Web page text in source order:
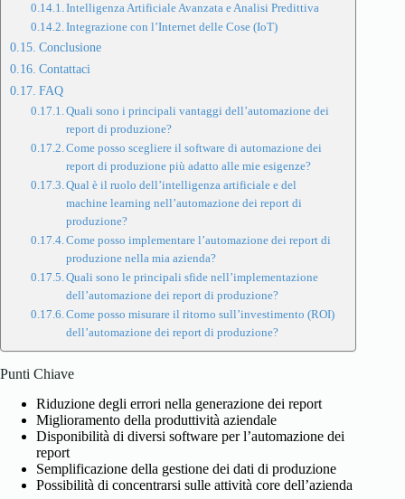
Intelligenza Artificiale Avanzata e Analisi Predittiva
Integrazione con l’Internet delle Cose (IoT)
Conclusione
Contattaci
FAQ
Quali sono i principali vantaggi dell’automazione dei
report di produzione?
Come posso scegliere il software di automazione dei
report di produzione più adatto alle mie esigenze?
Qual è il ruolo dell’intelligenza artificiale e del
machine learning nell’automazione dei report di
produzione?
Come posso implementare l’automazione dei report di
produzione nella mia azienda?
Quali sono le principali sfide nell’implementazione
dell’automazione dei report di produzione?
Come posso misurare il ritorno sull’investimento (ROI)
dell’automazione dei report di produzione?
Punti Chiave
Riduzione degli errori nella generazione dei report
Miglioramento della produttività aziendale
Disponibilità di diversi software per l’automazione dei
report
Semplificazione della gestione dei dati di produzione
Possibilità di concentrarsi sulle attività core dell’azienda